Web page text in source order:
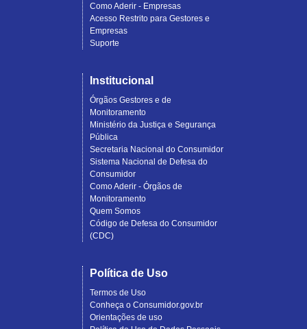
Como Aderir - Empresas
Acesso Restrito para Gestores e
Empresas
Suporte
Institucional
Órgãos Gestores e de
Monitoramento
Ministério da Justiça e Segurança
Pública
Secretaria Nacional do Consumidor
Sistema Nacional de Defesa do
Consumidor
Como Aderir - Órgãos de
Monitoramento
Quem Somos
Código de Defesa do Consumidor
(CDC)
Política de Uso
Termos de Uso
Conheça o Consumidor.gov.br
Orientações de uso